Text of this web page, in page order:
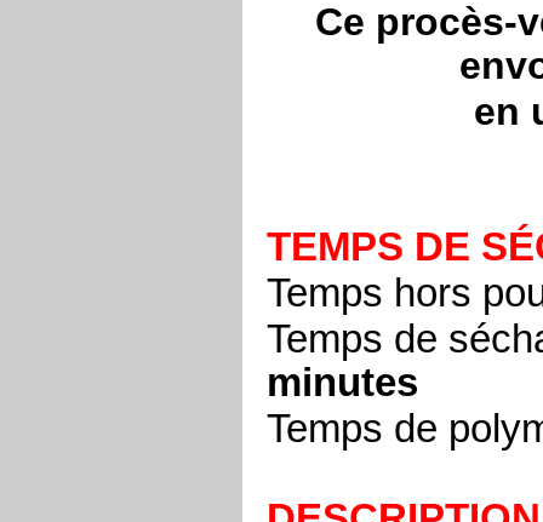
Ce procès-
en
TEMPS DE
Temps hors
Temps de
minutes
Temps de